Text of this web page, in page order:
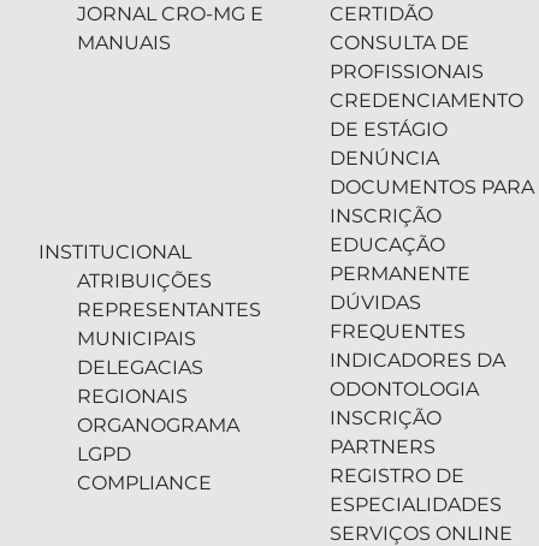
JORNAL CRO-MG E
MANUAIS
INSTITUCIONAL
ATRIBUIÇÕES
REPRESENTANTES
MUNICIPAIS
DELEGACIAS
REGIONAIS
ORGANOGRAMA
LGPD
COMPLIANCE
CERTIDÃO
CONSULTA DE
PROFISSIONAIS
CREDENCIAMENTO
DE ESTÁGIO
DENÚNCIA
DOCUMENTOS PARA
INSCRIÇÃO
EDUCAÇÃO
PERMANENTE
DÚVIDAS
FREQUENTES
INDICADORES DA
ODONTOLOGIA
INSCRIÇÃO
PARTNERS
REGISTRO DE
ESPECIALIDADES
SERVIÇOS ONLINE